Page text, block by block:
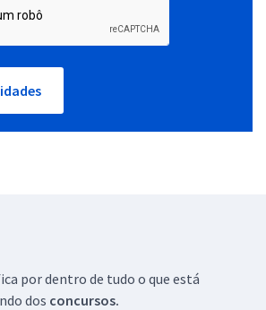
por dentro de tudo o que está
dos concursos.